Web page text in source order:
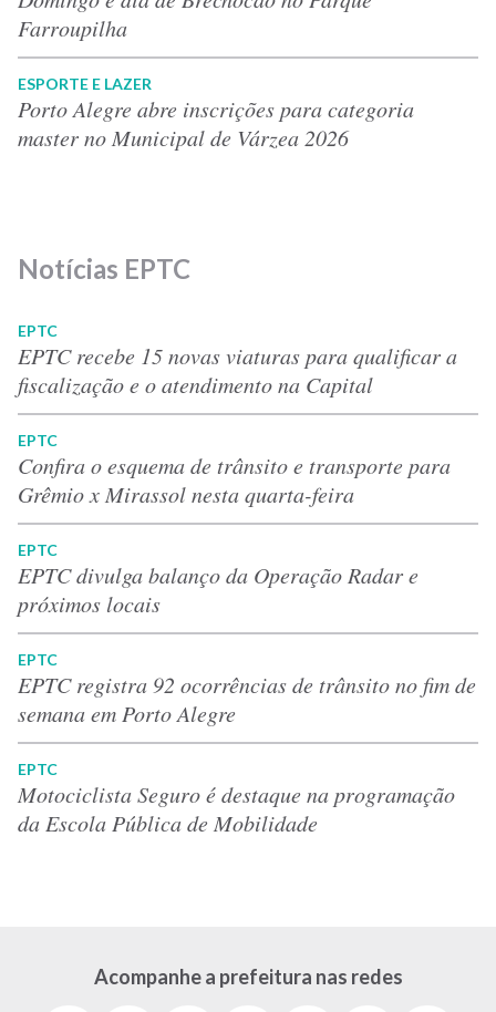
Farroupilha
ESPORTE E LAZER
Porto Alegre abre inscrições para categoria
master no Municipal de Várzea 2026
Notícias EPTC
EPTC
EPTC recebe 15 novas viaturas para qualificar a
fiscalização e o atendimento na Capital
EPTC
Confira o esquema de trânsito e transporte para
Grêmio x Mirassol nesta quarta-feira
EPTC
EPTC divulga balanço da Operação Radar e
próximos locais
EPTC
EPTC registra 92 ocorrências de trânsito no fim de
semana em Porto Alegre
EPTC
Motociclista Seguro é destaque na programação
da Escola Pública de Mobilidade
Acompanhe a prefeitura nas redes